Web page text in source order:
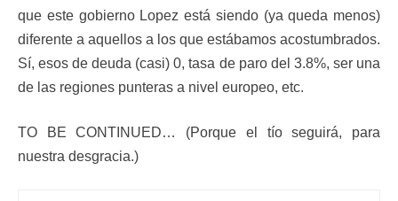
que este gobierno Lopez está siendo (ya queda menos)
diferente a aquellos a los que estábamos acostumbrados.
Sí, esos de deuda (casi) 0, tasa de paro del 3.8%, ser una
de las regiones punteras a nivel europeo, etc.
TO BE CONTINUED… (Porque el tío seguirá, para
nuestra desgracia.)